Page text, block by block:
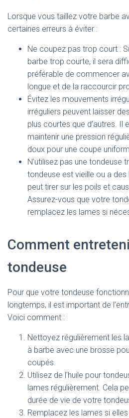
Lorsque vous taillez votre barbe
certaines erreurs à éviter :
Ne coupez pas trop court :
barbe trop courte, il sera
préférable de commencer
longue et de la raccourcir
Évitez les mouvements
irréguliers peuvent laisser
plus courtes que d’autres. Il
maintenir une pression
doux pour une coupe
N’utilisez pas une tondeuse
tondeuse est vieille ou a
peut tirer sur les poils et
Assurez-vous que votre
remplacez les lames si
Comment
tondeuse
Pour que votre tondeuse
longtemps, il est important de
Voici comment :
Nettoyez régulièrement les
à barbe avec une brosse
coupés.
Utilisez de l’huile pour
lames régulièrement. Cela
durée de vie de votre
Remplacez les lames si